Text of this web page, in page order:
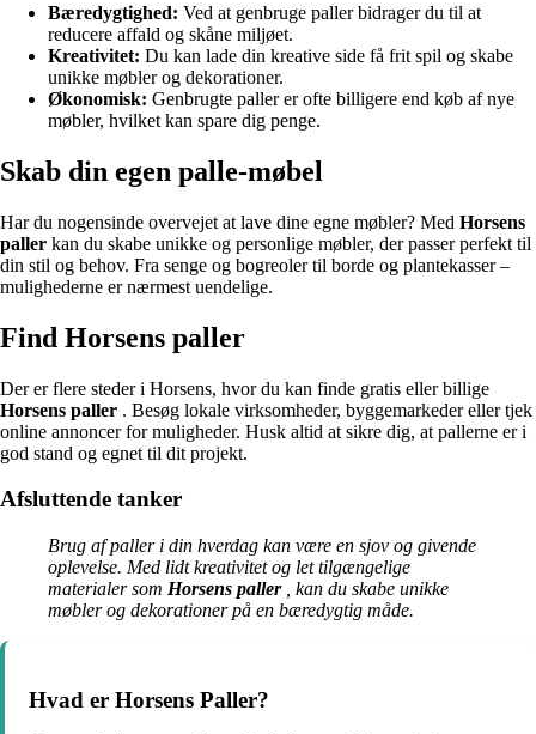
Bæredygtighed: Ved at genbruge paller bidrager du til at
reducere affald og skåne miljøet.
Kreativitet: Du kan lade din kreative side få frit spil og skabe
unikke møbler og dekorationer.
Økonomisk: Genbrugte paller er ofte billigere end køb af nye
møbler, hvilket kan spare dig penge.
Skab din egen palle-møbel
Har du nogensinde overvejet at lave dine egne møbler? Med Horsens
paller kan du skabe unikke og personlige møbler, der passer perfekt til
din stil og behov. Fra senge og bogreoler til borde og plantekasser –
mulighederne er nærmest uendelige.
Find Horsens paller
Der er flere steder i Horsens, hvor du kan finde gratis eller billige
Horsens paller . Besøg lokale virksomheder, byggemarkeder eller tjek
online annoncer for muligheder. Husk altid at sikre dig, at pallerne er i
god stand og egnet til dit projekt.
Afsluttende tanker
Brug af paller i din hverdag kan være en sjov og givende
oplevelse. Med lidt kreativitet og let tilgængelige
materialer som Horsens paller, kan du skabe unikke
møbler og dekorationer på en bæredygtig måde.
Hvad er Horsens Paller?